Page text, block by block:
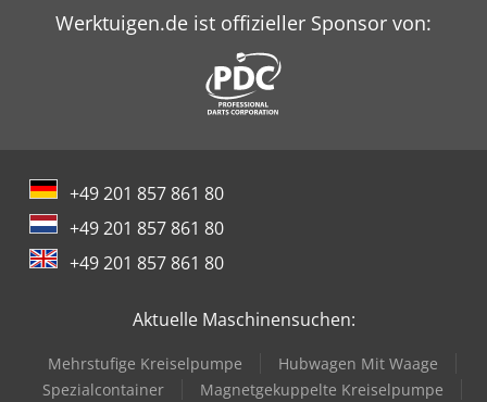
Werktuigen.de ist offizieller Sponsor von:
+49 201 857 861 80
+49 201 857 861 80
+49 201 857 861 80
Aktuelle Maschinensuchen:
Mehrstufige Kreiselpumpe
Hubwagen Mit Waage
Spezialcontainer
Magnetgekuppelte Kreiselpumpe